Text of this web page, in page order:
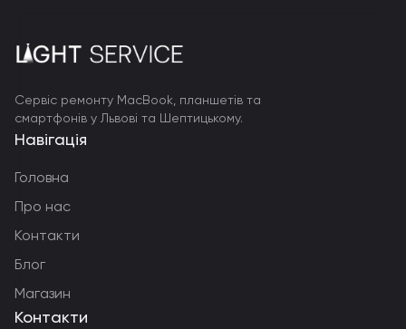
Сервіс ремонту MacBook, планшетів та
смартфонів у Львові та Шептицькому.
Навігація
Головна
Про нас
Контакти
Блог
Магазин
Контакти